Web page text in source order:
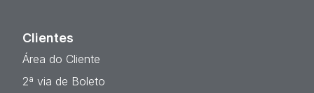
Clientes
Área do Cliente
2ª via de Boleto